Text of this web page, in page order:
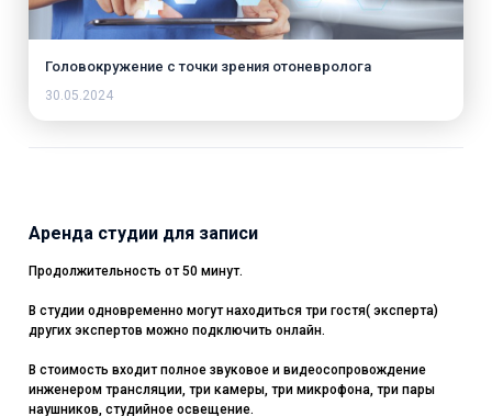
Головокружение с точки зрения отоневролога
30.05.2024
Аренда студии для записи
Продолжительность от 50 минут.
В студии одновременно могут находиться три гостя( эксперта)
других экспертов можно подключить онлайн.
В стоимость входит полное звуковое и видеосопровождение
инженером трансляции, три камеры, три микрофона, три пары
наушников, студийное освещение.